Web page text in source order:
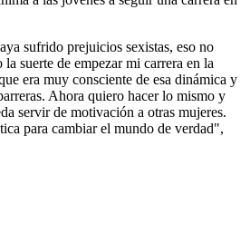
sufrido prejuicios sexistas, eso no
suerte de empezar mi carrera en la
era muy consciente de esa dinámica y
Ahora quiero hacer lo mismo y
servir de motivación a otras mujeres.
para cambiar el mundo de verdad",